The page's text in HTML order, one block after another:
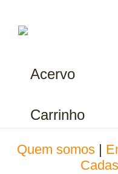
Acervo
Carrinho
Quem somos